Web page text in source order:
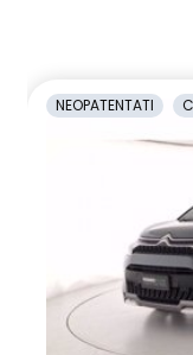
NEOPATENTATI